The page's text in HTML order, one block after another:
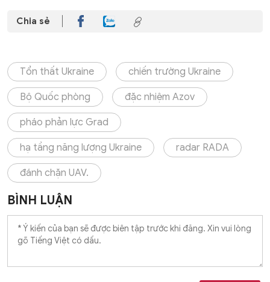
Chia sẻ
Tổn thất Ukraine chiến trường Ukraine
Bộ Quốc phòng đặc nhiệm Azov
pháo phản lực Grad
hạ tầng năng lượng Ukraine radar RADA
đánh chặn UAV.
BÌNH LUẬN